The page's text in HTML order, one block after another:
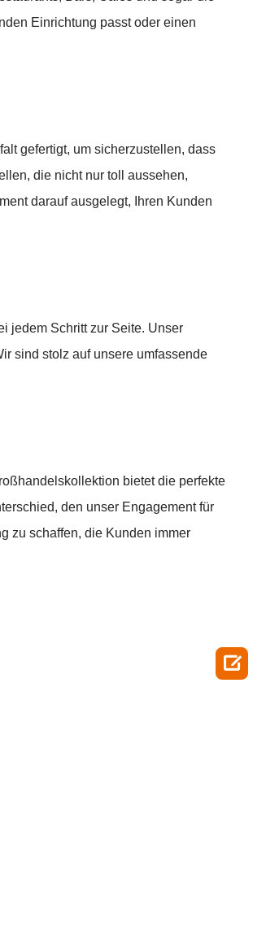
Einrichtung passt oder einen
gefertigt, um sicherzustellen, dass
die nicht nur toll aussehen,
darauf ausgelegt, Ihren Kunden
jedem Schritt zur Seite. Unser
sind stolz auf unsere umfassende
bietet die perfekte
den unser Engagement für
zu schaffen, die Kunden immer
